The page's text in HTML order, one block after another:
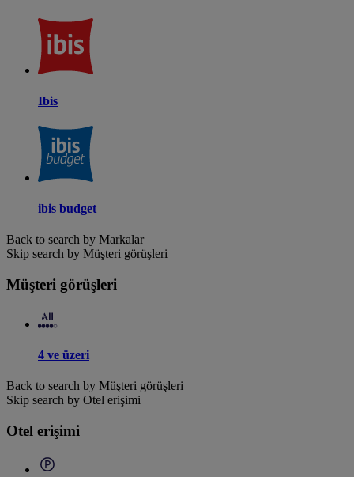
Ibis
ibis budget
Back to search by Markalar
Skip search by Müşteri görüşleri
Müşteri görüşleri
4 ve üzeri
Back to search by Müşteri görüşleri
Skip search by Otel erişimi
Otel erişimi